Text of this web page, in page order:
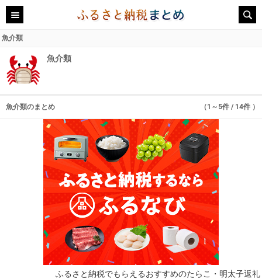
魚介類
魚介類
魚介類のまとめ （1～5件 / 14件 ）
ふるさと納税でもらえるおすすめのたらこ・明太子返礼